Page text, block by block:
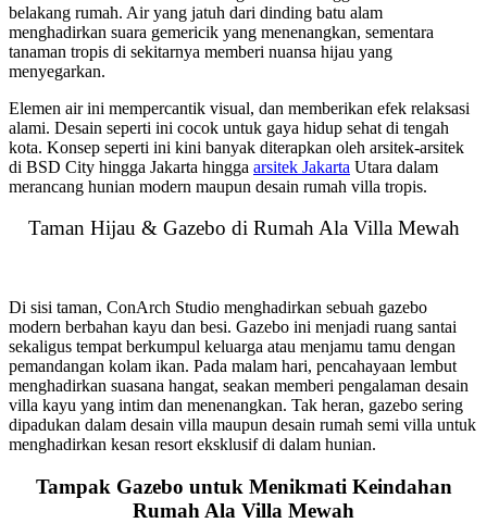
belakang rumah. Air yang jatuh dari dinding batu alam
menghadirkan suara gemericik yang menenangkan, sementara
tanaman tropis di sekitarnya memberi nuansa hijau yang
menyegarkan.
Elemen air ini mempercantik visual, dan memberikan efek relaksasi
alami. Desain seperti ini cocok untuk gaya hidup sehat di tengah
kota. Konsep seperti ini kini banyak diterapkan oleh arsitek-arsitek
di BSD City hingga Jakarta hingga arsitek Jakarta Utara dalam
merancang hunian modern maupun desain rumah villa tropis.
Taman Hijau & Gazebo di Rumah Ala Villa Mewah
Di sisi taman, ConArch Studio menghadirkan sebuah gazebo
modern berbahan kayu dan besi. Gazebo ini menjadi ruang santai
sekaligus tempat berkumpul keluarga atau menjamu tamu dengan
pemandangan kolam ikan. Pada malam hari, pencahayaan lembut
menghadirkan suasana hangat, seakan memberi pengalaman desain
villa kayu yang intim dan menenangkan. Tak heran, gazebo sering
dipadukan dalam desain villa maupun desain rumah semi villa untuk
menghadirkan kesan resort eksklusif di dalam hunian.
Tampak Gazebo untuk Menikmati Keindahan
Rumah Ala Villa Mewah